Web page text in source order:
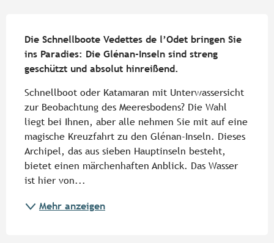
Die Schnellboote Vedettes de l’Odet bringen Sie
ins Paradies: Die Glénan-Inseln sind streng
geschützt und absolut hinreißend.
Schnellboot oder Katamaran mit Unterwassersicht
zur Beobachtung des Meeresbodens? Die Wahl
liegt bei Ihnen, aber alle nehmen Sie mit auf eine
magische Kreuzfahrt zu den Glénan-Inseln. Dieses
Archipel, das aus sieben Hauptinseln besteht,
bietet einen märchenhaften Anblick. Das Wasser
ist hier von...
Mehr anzeigen